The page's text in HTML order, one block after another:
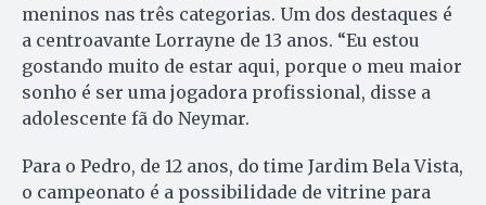
meninos nas três categorias. Um dos destaques é
a centroavante Lorrayne de 13 anos. “Eu estou
gostando muito de estar aqui, porque o meu maior
sonho é ser uma jogadora profissional, disse a
adolescente fã do Neymar.
Para o Pedro, de 12 anos, do time Jardim Bela Vista,
o campeonato é a possibilidade de vitrine para